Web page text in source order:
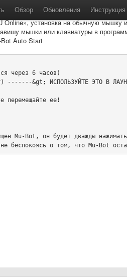
Обзор Обновления Инструкция
Start» для
установка на обычную мышку
мышки или клавиатуры в
Auto Start
через 6 часов)
-------&gt; ИСПОЛЬЗУЙТЕ ЭТО В
перемещайте ее!
Mu-Bot, он будет дважды
беспокоясь о том, что Mu-Bot